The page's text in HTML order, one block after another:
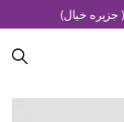
خیال)